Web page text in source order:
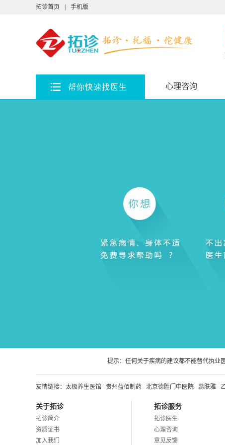
拓诊首页 手机版
帮你快速找医生 心理咨询
提示：任何关于疾病的建议都不能替代执业
友情链接： 太极养生医馆 贵州益佰制药 北京德胜门中医院 蕊肤雅
关于拓诊
拓诊简介
资质证书
加入我们
拓诊服务
拓诊医生
心理咨询
意见反馈